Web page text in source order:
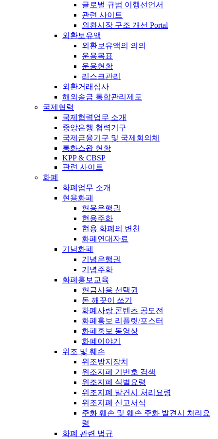
글로벌 규범 이행선언서
관련 사이트
외환시장 구조 개선 Portal
외환보유액
외환보유액의 의의
운용목표
운용현황
리스크관리
외환거래심사
해외송금 통합관리제도
국제협력
국제협력업무 소개
중앙은행 협력기구
국제금융기구 및 국제회의체
통화스왑 현황
KPP & CBSP
관련 사이트
화폐
화폐업무 소개
현용화폐
현용은행권
현용주화
현용 화폐의 변천
화폐연대자료
기념화폐
기념은행권
기념주화
화폐홍보교육
현금사용 선택권
돈 깨끗이 쓰기
화폐사랑 콘텐츠 공모전
화폐홍보 리플릿/포스터
화폐홍보 동영상
화폐이야기
위조 및 훼손
위조방지장치
위조지폐 기번호 검색
위조지폐 식별요령
위조지폐 발견시 처리요령
위조지폐 신고서식
주화 훼손 및 훼손 주화 발견시 처리요
령
화폐 관련 법규